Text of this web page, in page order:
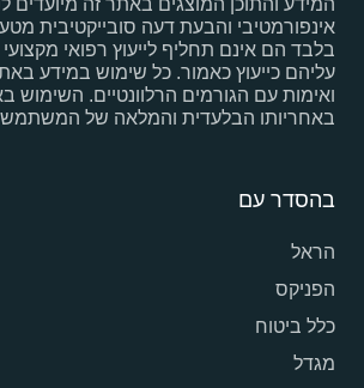
המידע והתוכן המוצגים באתר זה מיועדים
אינפורמטיבי והבעת דעה סובייקטיבית
בלבד הם אינם תחליף לייעוץ רפואי
עליהם כייעוץ כאמור. כל שימוש במידע
ואימות עם הגורמים הרלוונטיים. השימוש
באחריותו הבלעדית והמלאה של המשתמש
בהסדר עם
הראל
הפניקס
כלל ביטוח
מגדל